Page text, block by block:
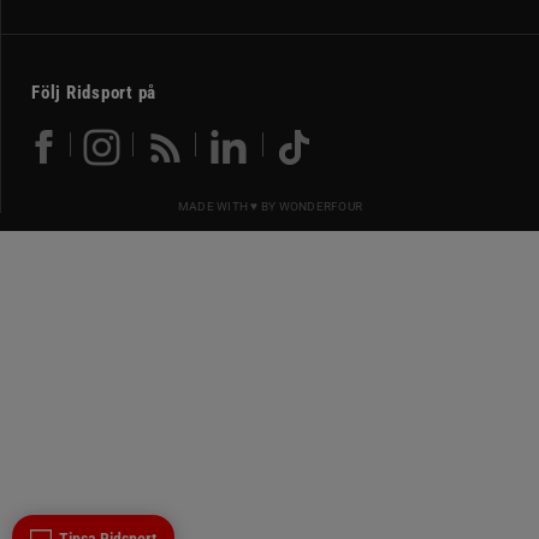
Följ Ridsport på
MADE WITH ♥ BY WONDERFOUR